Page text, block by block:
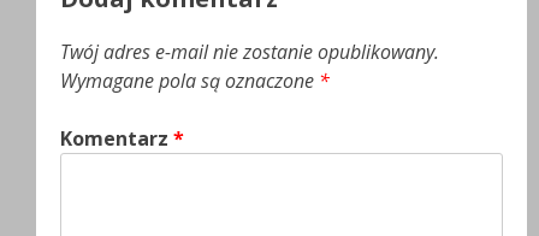
Twój adres e-mail nie zostanie opublikowany.
Wymagane pola są oznaczone *
Komentarz *